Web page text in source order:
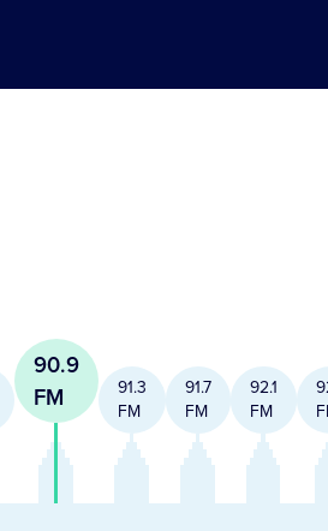
90.9
FM
91.3
FM
91.7
FM
92.1
FM